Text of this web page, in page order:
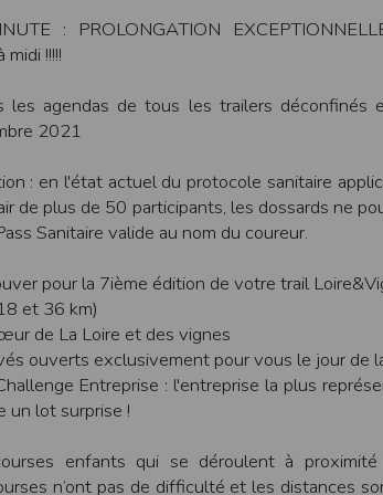
: PROLONGATION
!!!!!
les agendas de tous les trailers déconfinés
2021
: en l'état actuel du protocole sanitaire
de plus de 50 participants, les dossards ne
Sanitaire valide au nom du coureur.
pour la 7ième édition de votre trail
et 36 km)
de La Loire et des vignes
ouverts exclusivement pour vous le jour de
Entreprise : l'entreprise la plus
un lot surprise !
enfants qui se déroulent à
n’ont pas de difficulté et les distances
assistance technique vis à vis de l’utilisateur que ce
en cas d’impossibilité d’accès à ce site et/ou
le site ou une partie des services, à tout
responsable des interruptions, et des
à tout moment et sans préavis, les présentes
sur les services accessibles par Internet et n’exerce
par l’intermédiaire de son centre serveur.
sur Internet ne sont pas protégées notamment
ou confidentielle se fait à ses risques et périls.
sur Internet peuvent être réglementées en termes
des données qu’il consulte, interroge et transfère sur
d’aucun moyen de contrôle sur le contenu des
internet www.timepulse.run peuvent recevoir